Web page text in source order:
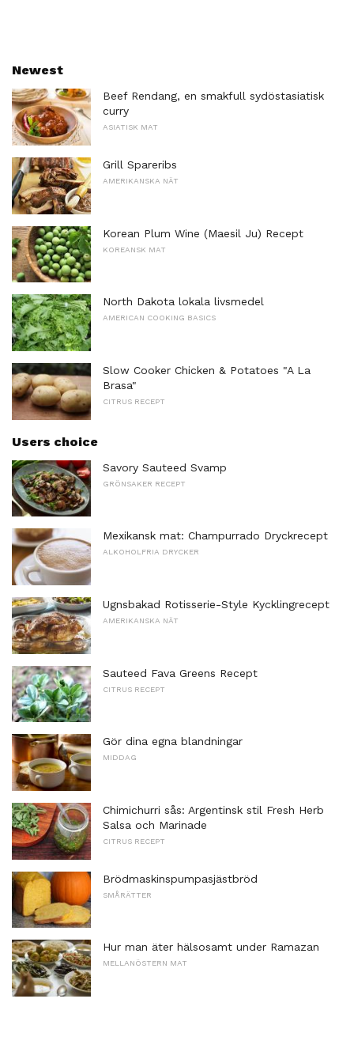
Newest
Beef Rendang, en smakfull sydöstasiatisk
curry
ASIATISK MAT
Grill Spareribs
AMERIKANSKA NÄT
Korean Plum Wine (Maesil Ju) Recept
KOREANSK MAT
North Dakota lokala livsmedel
AMERICAN COOKING BASICS
Slow Cooker Chicken & Potatoes "A La
Brasa"
CITRUS RECEPT
Users choice
Savory Sauteed Svamp
GRÖNSAKER RECEPT
Mexikansk mat: Champurrado Dryckrecept
ALKOHOLFRIA DRYCKER
Ugnsbakad Rotisserie-Style Kycklingrecept
AMERIKANSKA NÄT
Sauteed Fava Greens Recept
CITRUS RECEPT
Gör dina egna blandningar
MIDDAG
Chimichurri sås: Argentinsk stil Fresh Herb
Salsa och Marinade
CITRUS RECEPT
Brödmaskinspumpasjästbröd
SMÅRÄTTER
Hur man äter hälsosamt under Ramazan
MELLANÖSTERN MAT